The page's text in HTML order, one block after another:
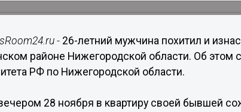
- 26-летний мужчина похитил и
районе Нижегородской области. Об этом
РФ по Нижегородской области.
28 ноября в квартиру своей бывшей